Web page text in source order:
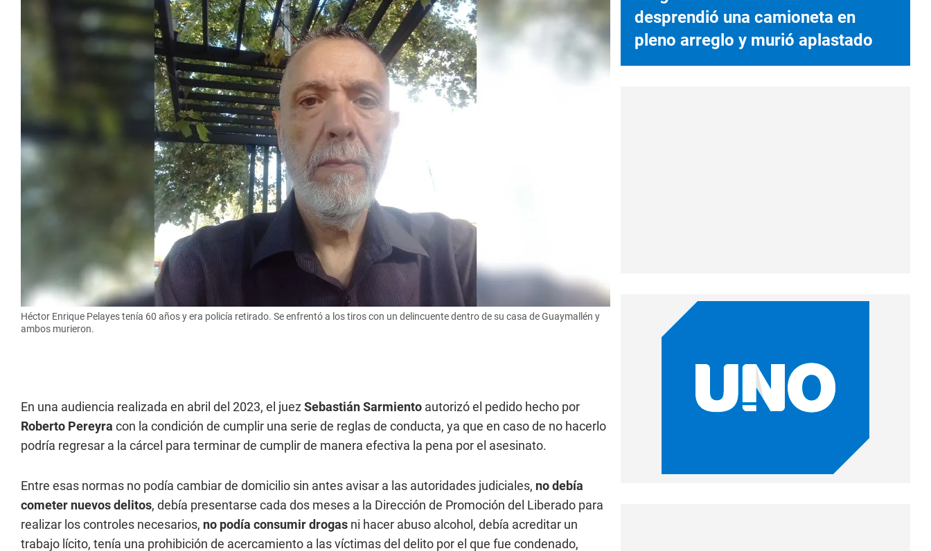
Héctor Enrique Pelayes tenía 60 años y era policía retirado. Se enfrentó a los tiros con un delincuente dentro de su casa de Guaymallén y
ambos murieron.
En una audiencia realizada en abril del 2023, el juezSebastián Sarmiento autorizó el pedido hecho por
Roberto Pereyra con la condición de cumplir una serie de reglas de conducta, ya que en caso de no hacerlo
podría regresar a la cárcel para terminar de cumplir de manera efectiva la pena por el asesinato.
Entre esas normas no podía cambiar de domicilio sin antes avisar a las autoridades judiciales, no debía
cometer nuevos delitos, debía presentarse cada dos meses a la Dirección de Promoción del Liberado para
realizar los controles necesarios, no podía consumir drogas ni hacer abuso alcohol, debía acreditar un
trabajo lícito, tenía una prohibición de acercamiento a las víctimas del delito por el que fue condenado,
desprendió una camioneta en
pleno arreglo y murió aplastado